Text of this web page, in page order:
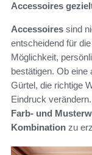
Accessoires
Accessoires sind
entscheidend für
Möglichkeit,
bestätigen. Ob
Gürtel, die richtige
Eindruck
Farb- und
Kombination zu